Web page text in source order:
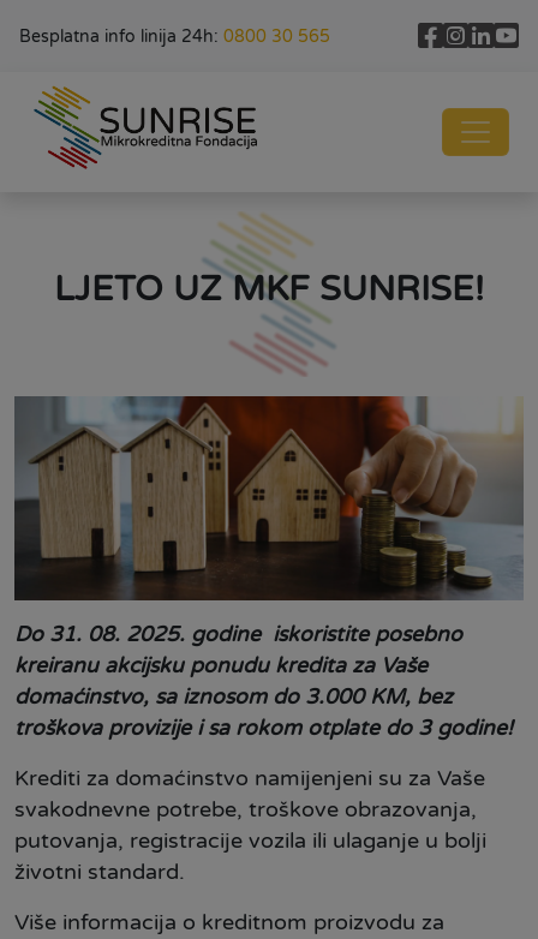
Besplatna info linija 24h: 0800 30 565
LJETO UZ MKF SUNRISE!
Do 31. 08. 2025. godine iskoristite posebno
kreiranu akcijsku ponudu kredita za Vaše
domaćinstvo, sa iznosom do 3.000 KM, bez
troškova provizije i sa rokom otplate do 3 godine!
Krediti za domaćinstvo namijenjeni su za Vaše
svakodnevne potrebe, troškove obrazovanja,
putovanja, registracije vozila ili ulaganje u bolji
životni standard.
Više informacija o kreditnom proizvodu za